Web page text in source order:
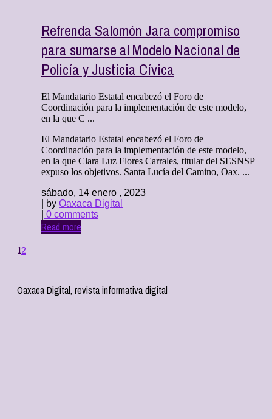
Refrenda Salomón Jara compromiso
para sumarse al Modelo Nacional de
Policía y Justicia Cívica
El Mandatario Estatal encabezó el Foro de
Coordinación para la implementación de este modelo,
en la que C ...
El Mandatario Estatal encabezó el Foro de
Coordinación para la implementación de este modelo,
en la que Clara Luz Flores Carrales, titular del SESNSP
expuso los objetivos. Santa Lucía del Camino, Oax. ...
sábado, 14 enero , 2023
| by Oaxaca Digital
0 comments
Read more
12
Oaxaca Digital, revista informativa digital